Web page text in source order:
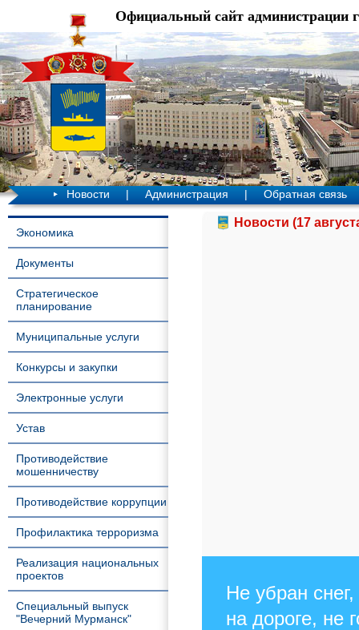
Официальный сайт администрации
Новости | Администрация | Обратная связь
Экономика
Документы
Стратегическое
планирование
Муниципальные услуги
Конкурсы и закупки
Электронные услуги
Устав
Противодействие
мошенничеству
Противодействие коррупции
Профилактика терроризма
Реализация национальных
проектов
Специальный выпуск
"Вечерний Мурманск"
Новости (17
Не убран
на дороге, не